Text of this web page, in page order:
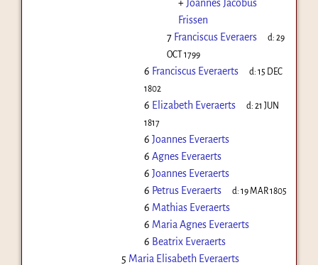
+Joannes Jacobus
Frissen
7 Franciscus Everaers d:29
OCT 1799
6 Franciscus Everaerts d:15 DEC
1802
6 Elizabeth Everaerts d:21 JUN
1817
6 Joannes Everaerts
6 Agnes Everaerts
6 Joannes Everaerts
6 Petrus Everaerts d:19 MAR 1805
6 Mathias Everaerts
6 Maria Agnes Everaerts
6 Beatrix Everaerts
5 Maria Elisabeth Everaerts